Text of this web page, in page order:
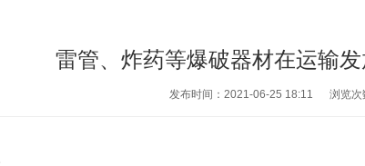
雷管、炸药等爆破器材在运输
发布时间：2021-06-25 18:11 浏览次